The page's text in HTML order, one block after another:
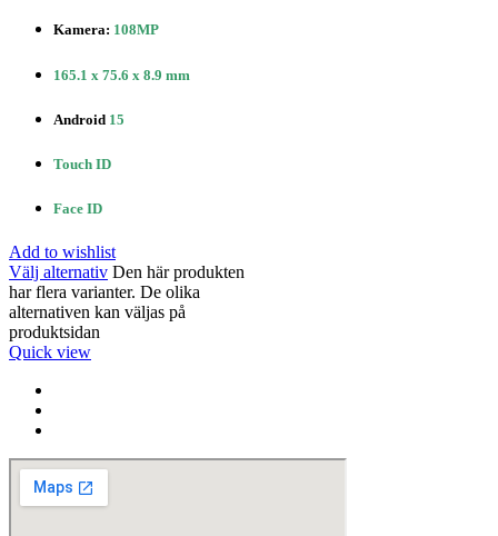
Kamera: 108MP
165.1 x 75.6 x 8.9 mm
Android 15
Touch ID
Face ID
Add to wishlist
Välj alternativ Den här produkten
har flera varianter. De olika
alternativen kan väljas på
produktsidan
Quick view